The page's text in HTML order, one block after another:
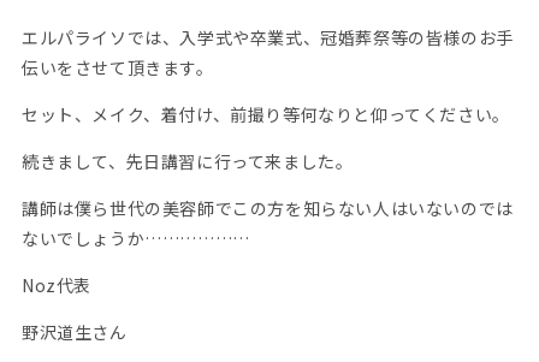
エルパライソでは、入学式や卒業式、冠婚葬祭等の皆様のお手
伝いをさせて頂きます。
セット、メイク、着付け、前撮り等何なりと仰ってください。
続きまして、先日講習に行って来ました。
講師は僕ら世代の美容師でこの方を知らない人はいないのでは
ないでしょうか………………
Noz代表
野沢道生さん